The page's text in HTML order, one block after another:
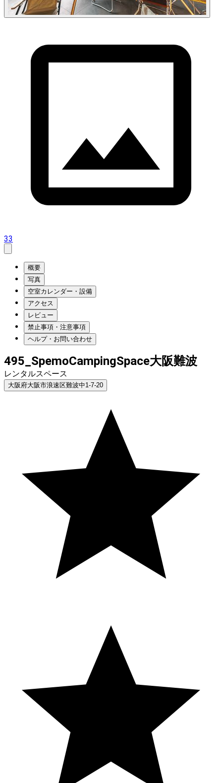
33
概要
写真
空室カレンダー・設備
アクセス
レビュー
禁止事項・注意事項
ヘルプ・お問い合わせ
495_SpemoCampingSpace大阪難波
レンタルスペース
大阪府大阪市浪速区難波中1-7-20